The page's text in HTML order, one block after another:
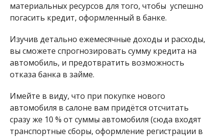
материальных ресурсов для того, чтобы успешно
погасить кредит, оформленный в банке.
Изучив детально ежемесячные доходы и расходы,
вы сможете спрогнозировать сумму кредита на
автомобиль, и предотвратить возможность
отказа банка в займе.
Имейте в виду, что при покупке нового
автомобиля в салоне вам придётся отсчитать
сразу же 10 % от суммы автомобиля (сюда входят
транспортные сборы, оформление регистрации в